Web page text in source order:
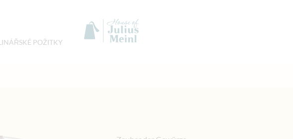
POŽITKY